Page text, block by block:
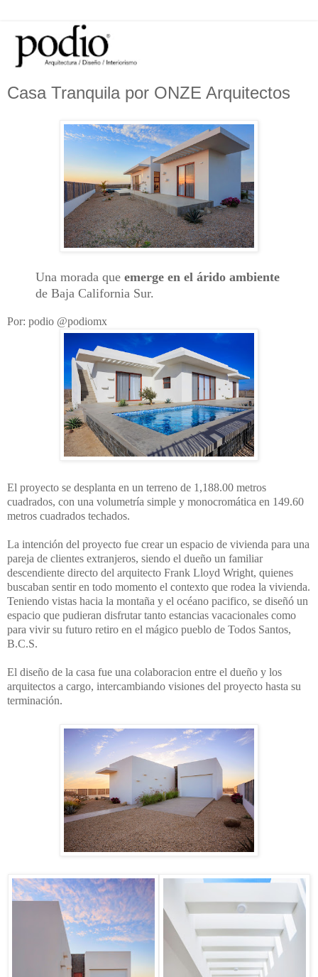
Casa Tranquila por ONZE Arquitectos
Una morada que emerge en el árido ambiente
de Baja California Sur.
Por: podio @podiomx
El proyecto se desplanta en un terreno de 1,188.00 metros
cuadrados, con una volumetría simple y monocromática en 149.60
metros cuadrados techados.
La intención del proyecto fue crear un espacio de vivienda para una
pareja de clientes extranjeros, siendo el dueño un familiar
descendiente directo del arquitecto Frank Lloyd Wright, quienes
buscaban sentir en todo momento el contexto que rodea la vivienda.
Teniendo vistas hacia la montaña y el océano pacifico, se diseñó un
espacio que pudieran disfrutar tanto estancias vacacionales como
para vivir su futuro retiro en el mágico pueblo de Todos Santos,
B.C.S.
El diseño de la casa fue una colaboracion entre el dueño y los
arquitectos a cargo, intercambiando visiones del proyecto hasta su
terminación.